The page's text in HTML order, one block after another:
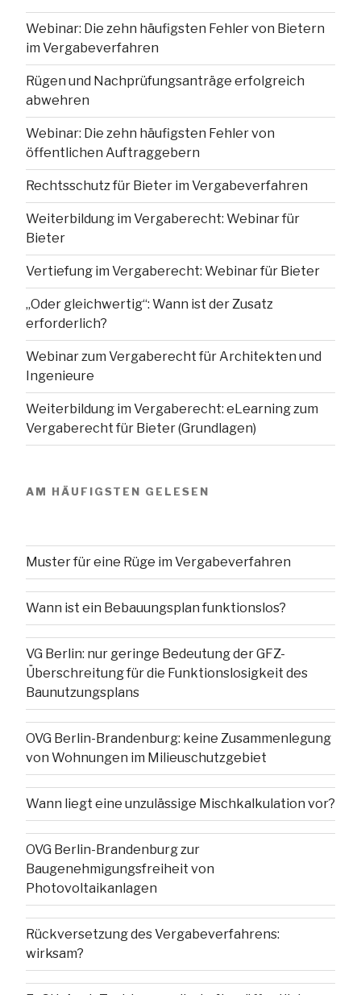
Webinar: Die zehn häufigsten Fehler von Bietern
im Vergabeverfahren
Rügen und Nachprüfungsanträge erfolgreich
abwehren
Webinar: Die zehn häufigsten Fehler von
öffentlichen Auftraggebern
Rechtsschutz für Bieter im Vergabeverfahren
Weiterbildung im Vergaberecht: Webinar für
Bieter
Vertiefung im Vergaberecht: Webinar für Bieter
„Oder gleichwertig“: Wann ist der Zusatz
erforderlich?
Webinar zum Vergaberecht für Architekten und
Ingenieure
Weiterbildung im Vergaberecht: eLearning zum
Vergaberecht für Bieter (Grundlagen)
AM HÄUFIGSTEN GELESEN
Muster für eine Rüge im Vergabeverfahren
Wann ist ein Bebauungsplan funktionslos?
VG Berlin: nur geringe Bedeutung der GFZ-
Überschreitung für die Funktionslosigkeit des
Baunutzungsplans
OVG Berlin-Brandenburg: keine Zusammenlegung
von Wohnungen im Milieuschutzgebiet
Wann liegt eine unzulässige Mischkalkulation vor?
OVG Berlin-Brandenburg zur
Baugenehmigungsfreiheit von
Photovoltaikanlagen
Rückversetzung des Vergabeverfahrens:
wirksam?